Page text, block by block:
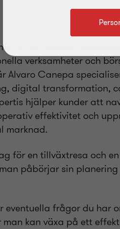
av att rådgiva
verksamheter och
Alvaro Canepa
digital transformation,
hjälper kunder att
effektivitet och
marknad.
för en tillväxtresa och
påbörjar sin
eventuella frågor du har
kan växa på ett